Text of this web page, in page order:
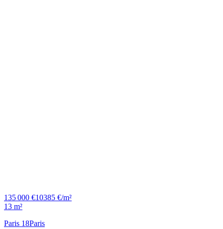
135 000 €10385 €/m²
13 m²
Paris 18Paris